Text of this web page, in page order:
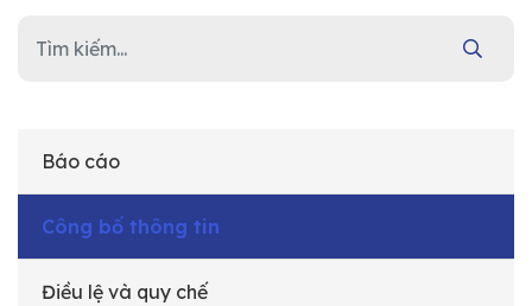
Báo cáo
Công bố thông tin
Điều lệ và quy chế